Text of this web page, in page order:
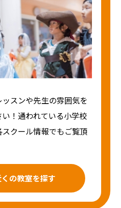
スンや先生の雰囲気を
！通われている小学校
クール情報でもご覧頂
の教室を探す